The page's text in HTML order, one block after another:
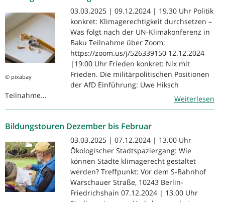
© pixabay
03.03.2025 | 09.12.2024 | 19.30 Uhr Politik
konkret: Klimagerechtigkeit durchsetzen –
Was folgt nach der UN-Klimakonferenz in
Baku Teilnahme über Zoom:
https://zoom.us/j/526339150 12.12.2024
|19:00 Uhr Frieden konkret: Nix mit
Frieden. Die militärpolitischen Positionen
der AfD Einführung: Uwe Hiksch
Teilnahme...
Weiterlesen
Bildungstouren Dezember bis Februar
03.03.2025 | 07.12.2024 | 13.00 Uhr
Ökologischer Stadtspaziergang: Wie
können Städte klimagerecht gestaltet
werden? Treffpunkt: Vor dem S-Bahnhof
Warschauer Straße, 10243 Berlin-
Friedrichshain 07.12.2024 | 13.00 Uhr